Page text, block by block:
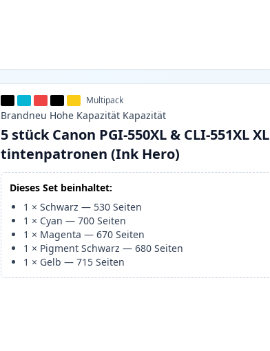
Multipack
Brandneu Hohe Kapazität Kapazität
5 stück Canon PGI-550XL & CLI-551XL XL
tintenpatronen (Ink Hero)
Dieses Set beinhaltet:
1 ×Schwarz — 530 Seiten
1 × Cyan —700 Seiten
1 × Magenta —670 Seiten
1 × Pigment Schwarz —680 Seiten
1 × Gelb —715 Seiten